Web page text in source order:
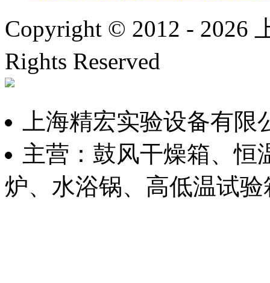
Copyright © 2012 - 2026
Rights Reserved
上海精宏实验设备有限
主营：鼓风干燥箱、恒
炉、水浴锅、高低温试验